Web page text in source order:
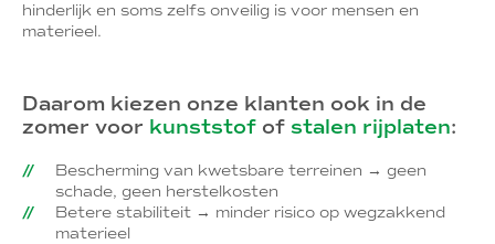
hinderlijk en soms zelfs onveilig is voor mensen en
materieel.
Daarom kiezen onze klanten ook in de
zomer voor kunststof of stalen rijplaten:
Bescherming van kwetsbare terreinen → geen
schade, geen herstelkosten
Betere stabiliteit → minder risico op wegzakkend
materieel